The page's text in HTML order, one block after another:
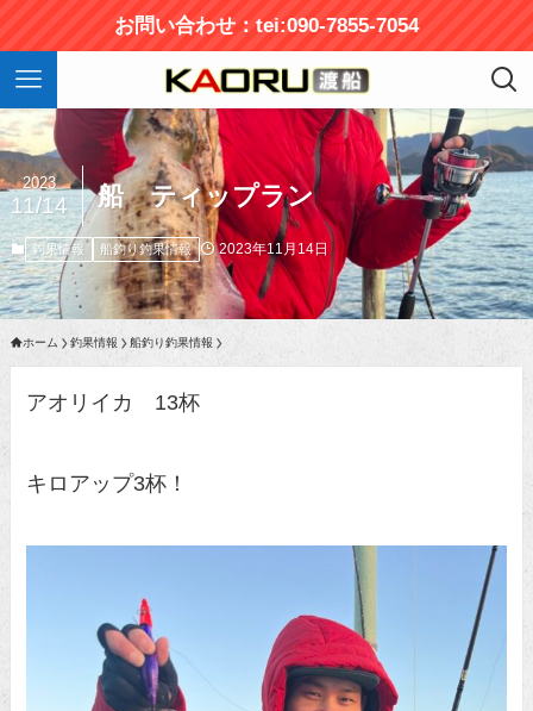
お問い合わせ：tei:090-7855-7054
船 ティップラン
2023
11/14
釣果情報 船釣り釣果情報 2023年11月14日
ホーム 釣果情報 船釣り釣果情報
アオリイカ 13杯
キロアップ3杯！